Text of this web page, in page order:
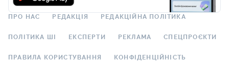
ПРО НАС РЕДАКЦІЯ РЕДАКЦІЙНА ПОЛІТИКА
ПОЛІТИКА ШІ ЕКСПЕРТИ РЕКЛАМА СПЕЦПРОЄКТИ
ПРАВИЛА КОРИСТУВАННЯ КОНФІДЕНЦІЙНІСТЬ